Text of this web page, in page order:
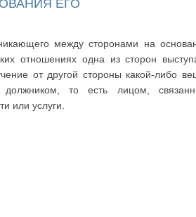
ЕГО
между сторонами на
отношениях одна из сторон
от другой стороны какой-либо
то есть лицом,
или услуги.